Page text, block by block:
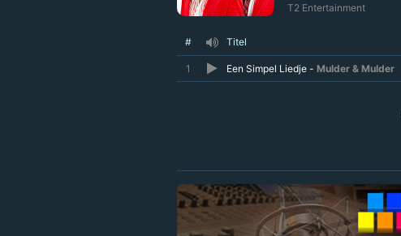
T2 Entertainment
# Titel
1 Een Simpel Liedje - Mulder & Mulder